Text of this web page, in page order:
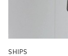
SHIPS